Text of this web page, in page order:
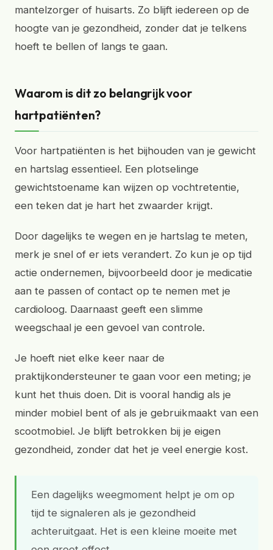
mantelzorger of huisarts. Zo blijft iedereen op de
hoogte van je gezondheid, zonder dat je telkens
hoeft te bellen of langs te gaan.
Waarom is dit zo belangrijk voor
hartpatiënten?
Voor hartpatiënten is het bijhouden van je gewicht
en hartslag essentieel. Een plotselinge
gewichtstoename kan wijzen op vochtretentie,
een teken dat je hart het zwaarder krijgt.
Door dagelijks te wegen en je hartslag te meten,
merk je snel of er iets verandert. Zo kun je op tijd
actie ondernemen, bijvoorbeeld door je medicatie
aan te passen of contact op te nemen met je
cardioloog. Daarnaast geeft een slimme
weegschaal je een gevoel van controle.
Je hoeft niet elke keer naar de
praktijkondersteuner te gaan voor een meting; je
kunt het thuis doen. Dit is vooral handig als je
minder mobiel bent of als je gebruikmaakt van een
scootmobiel. Je blijft betrokken bij je eigen
gezondheid, zonder dat het je veel energie kost.
Een dagelijks weegmoment helpt je om op
tijd te signaleren als je gezondheid
achteruitgaat. Het is een kleine moeite met